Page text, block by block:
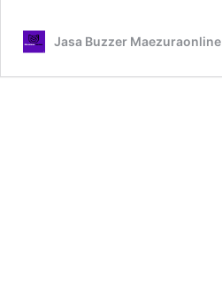
Jasa Buzzer Maezuraonline